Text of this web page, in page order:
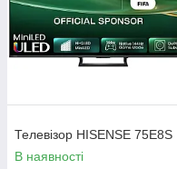
Телевізор HISENSE 75E8S
В наявності